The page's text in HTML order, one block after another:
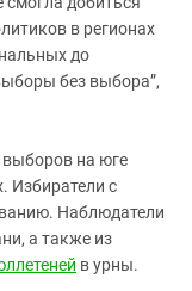
в регионах
до
без выбора”,
выборов на юге
Избиратели с
Наблюдатели
а также из
в урны.